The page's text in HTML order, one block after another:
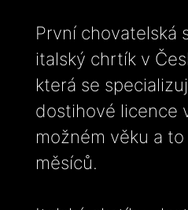
První chovatelská
italský chrtík v
která se
dostihové licence
možném věku a to
měsíců.